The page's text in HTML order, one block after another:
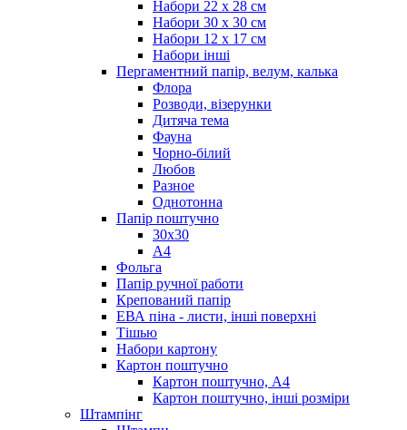
Набори 22 х 28 см
Набори 30 х 30 см
Набори 12 х 17 см
Набори інші
Пергаментний папір, велум, калька
Флора
Розводи, візерунки
Дитяча тема
Фауна
Чорно-білий
Любов
Разное
Однотонна
Папір поштучно
30х30
А4
Фольга
Папір ручної работи
Крепований папір
ЕВА піна - листи, інші поверхні
Тішью
Набори картону
Картон поштучно
Картон поштучно, А4
Картон поштучно, інші розміри
Штампінг